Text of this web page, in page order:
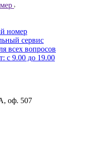
номер
сервис
всех вопросов
с 9.00 до 19.00
оф. 507